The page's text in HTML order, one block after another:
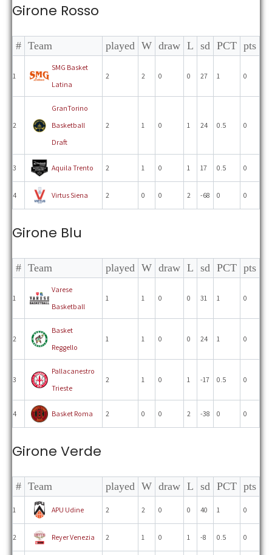
Girone Rosso
# Team played W draw L sd PCT pts
1
SMG Basket
Latina
2 2 0 0 27 1 0
2
GranTorino
Basketball
Draft
2 1 0 1 24 0.5 0
3 Aquila Trento 2 1 0 1 17 0.5 0
4 Virtus Siena 2 0 0 2 -68 0 0
Girone Blu
# Team played W draw L sd PCT pts
1
Varese
Basketball
1 1 0 0 31 1 0
2
Basket
Reggello
1 1 0 0 24 1 0
3
Pallacanestro
Trieste
2 1 0 1 -17 0.5 0
4 Basket Roma 2 0 0 2 -38 0 0
Girone Verde
# Team played W draw L sd PCT pts
1 APU Udine 2 2 0 0 40 1 0
2 Reyer Venezia 2 1 0 1 -8 0.5 0